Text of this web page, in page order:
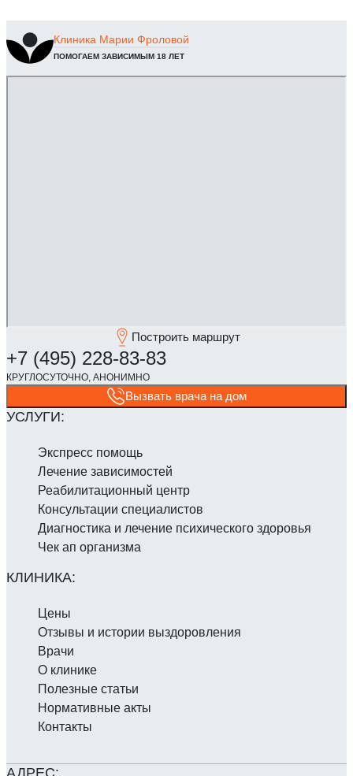
Клиника Марии Фроловой
ПОМОГАЕМ ЗАВИСИМЫМ 18 ЛЕТ
Построить маршрут
Вызвать врача на дом
Экспресс помощь
Лечение зависимостей
Реабилитаци­онный центр
Консультации специалистов
Диагностика и лечение психического здоровья
Чек ап организма
Цены
Отзывы и истории выздоровления
Врачи
О клинике
Полезные статьи
Нормативные акты
Контакты